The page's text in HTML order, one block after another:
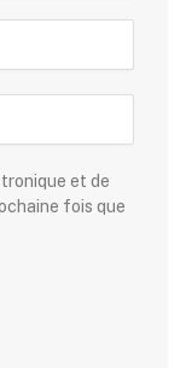
et de
fois que